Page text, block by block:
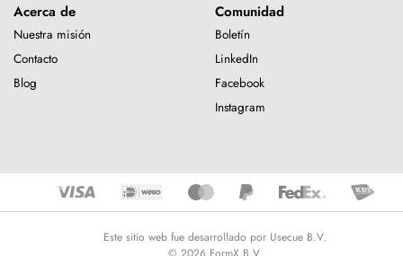
Acerca de
Nuestra misión
Contacto
Blog
Comunidad
Boletín
LinkedIn
Facebook
Instagram
Este sitio web fue desarrollado por Usecue B.V.